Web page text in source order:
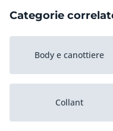
Categorie
Body e canottiere
Collant